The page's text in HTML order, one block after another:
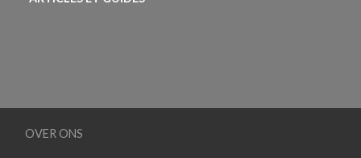
OVER ONS